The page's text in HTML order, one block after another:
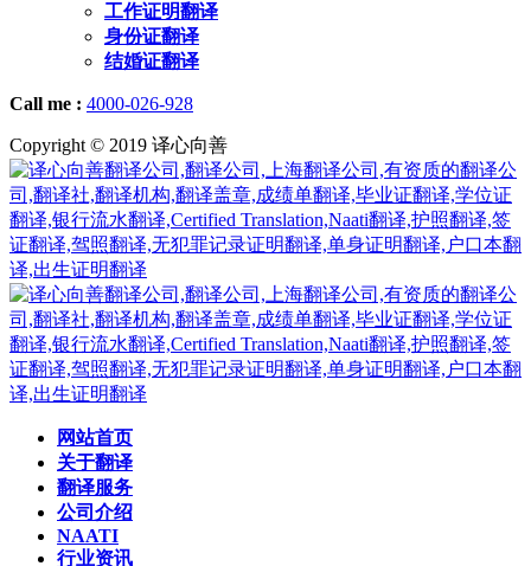
工作证明翻译
身份证翻译
结婚证翻译
Call me : 4000-026-928
Copyright © 2019 译心向善
网站首页
关于翻译
翻译服务
公司介绍
NAATI
行业资讯